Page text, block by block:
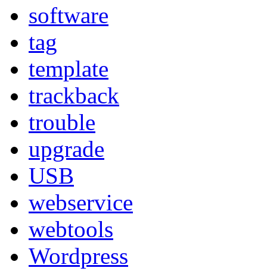
software
tag
template
trackback
trouble
upgrade
USB
webservice
webtools
Wordpress